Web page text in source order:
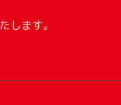
します。